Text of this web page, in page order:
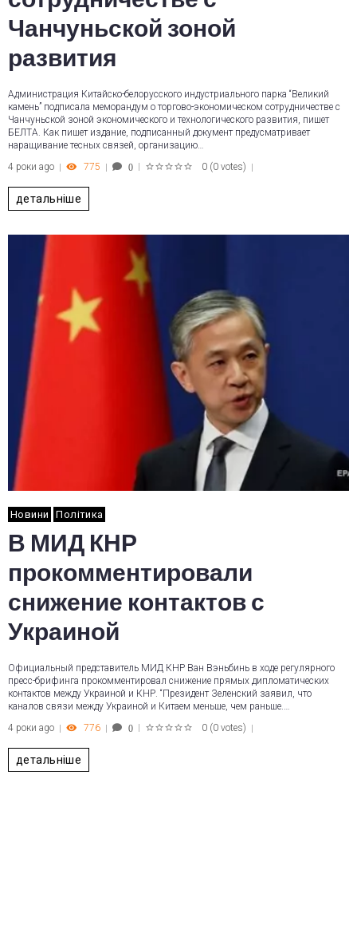
Чанчуньской зоной
развития
Администрация Китайско-белорусского индустриального парка “Великий
камень” подписала меморандум о торгово-экономическом сотрудничестве с
Чанчуньской зоной экономического и технологического развития, пишет
БЕЛТА. Как пишет издание, подписанный документ предусматривает
наращивание тесных связей, организацию…
4 роки ago
775 0 0 (0 votes)
детальніше
Новини Політика
В МИД КНР
прокомментировали
снижение контактов с
Украиной
Официальный представитель МИД КНР Ван Вэньбинь в ходе регулярного
пресс-брифинга прокомментировал снижение прямых дипломатических
контактов между Украиной и КНР. “Президент Зеленский заявил, что
каналов связи между Украиной и Китаем меньше, чем раньше.…
4 роки ago
776 0 0 (0 votes)
детальніше